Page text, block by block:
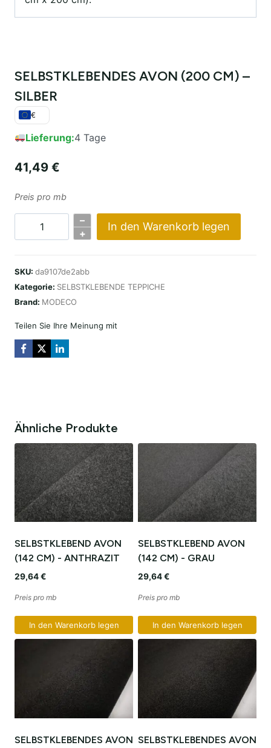
SELBSTKLEBENDES AVON (200 CM) –
SILBER
€
Lieferung:4 Tage
41,49 €
Preis pro mb
SAMOPRZYLEPNY
CM)
–
SILVER
Menge
–
+
In den Warenkorb legen
SKU: da9107de2abb
Kategorie: SELBSTKLEBENDE TEPPICHE
Brand: MODECO
Teilen Sie Ihre Meinung mit
Ähnliche Produkte
SELBSTKLEBEND AVON
(142 CM) - ANTHRAZIT
29,64€
Preis pro mb
In den Warenkorb legen
SELBSTKLEBEND AVON
(142 CM) - GRAU
29,64€
Preis pro mb
In den Warenkorb legen
SELBSTKLEBENDES AVON SELBSTKLEBENDES AVON